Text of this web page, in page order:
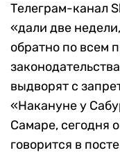
Телеграм-канал
«дали две
обратно по всем
выдворят с
«Накануне у
Самаре, сегодня
говорится в